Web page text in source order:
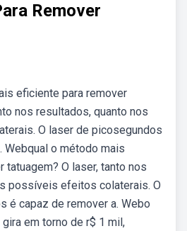
Remover
eficiente para remover
nos resultados, quanto nos
O laser de picosegundos
Webqual o método mais
tatuagem? O laser, tanto nos
possíveis efeitos colaterais. O
é capaz de remover a. Webo
em torno de r$ 1 mil,